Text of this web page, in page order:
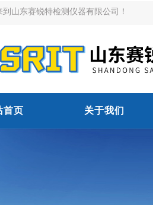
山东赛锐特检测仪器有限公司！
首页 关于我们